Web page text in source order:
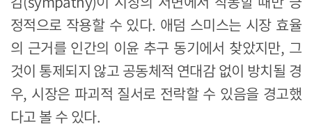
정적으로 작용할 수 있다. 애덤 스미스는 시장 효율
의 근거를 인간의 이윤 추구 동기에서 찾았지만, 그
것이 통제되지 않고 공동체적 연대감 없이 방치될 경
우, 시장은 파괴적 질서로 전락할 수 있음을 경고했
다고 볼 수 있다.